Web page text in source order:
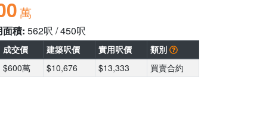
萬
面積: 562呎 / 450呎
成交價 建築呎價 實用呎價
類別
$600萬 $10,676 $13,333 買賣合約